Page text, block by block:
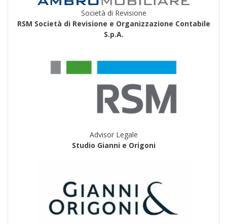
Società di Revisione
RSM Società di Revisione e Organizzazione Contabile
S.p.A.
Advisor Legale
Studio Gianni e Origoni